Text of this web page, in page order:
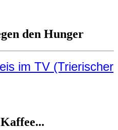
den Hunger
im TV (Trierischer